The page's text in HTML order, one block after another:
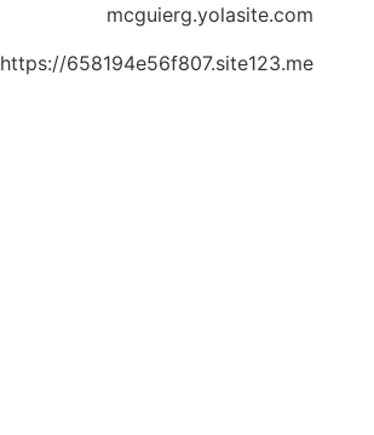
mcguierg.yolasite.com
https://658194e56f807.site123.me